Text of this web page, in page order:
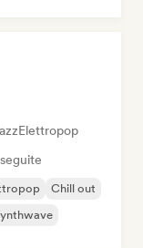
Elettropop
Chill out